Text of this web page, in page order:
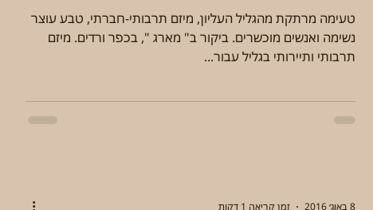
טעימה מרתקת מהגליל העליון, מיזם תרבותי-חברתי, טבע עוצר
נשימה ואנשים מוכשרים. ביקור ב" מארג ", בכפר ורדים. מיזם
תרבותי ותיירותי בגליל עבור...
8 באוג׳ 2016 זמן קריאה 1 דקות